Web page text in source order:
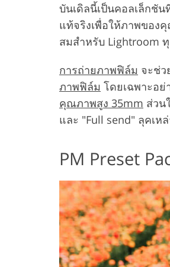
บันเดิลนี้เป็นคอลเล็กชั
แท้จริงเพื่อให้ภาพของ
สมสำหรับ Lightroom
การถ่ายภาพฟิล์ม จะช่
ภาพฟิล์ม โดยเฉพาะอ
คุณภาพสูง 35mm ส่วน
และ "Full send" ลุคเ
PM Preset